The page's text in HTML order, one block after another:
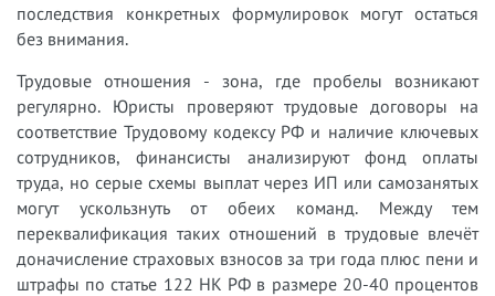
последствия конкретных формулировок могут остаться
без внимания.
Трудовые отношения - зона, где пробелы возникают
регулярно. Юристы проверяют трудовые договоры на
соответствие Трудовому кодексу РФ и наличие ключевых
сотрудников, финансисты анализируют фонд оплаты
труда, но серые схемы выплат через ИП или самозанятых
могут ускользнуть от обеих команд. Между тем
переквалификация таких отношений в трудовые влечёт
доначисление страховых взносов за три года плюс пени и
штрафы по статье 122 НК РФ в размере 20-40 процентов